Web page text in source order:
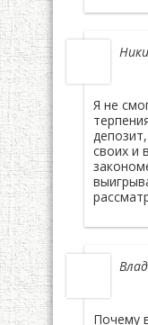
Я не
своих и
Почему